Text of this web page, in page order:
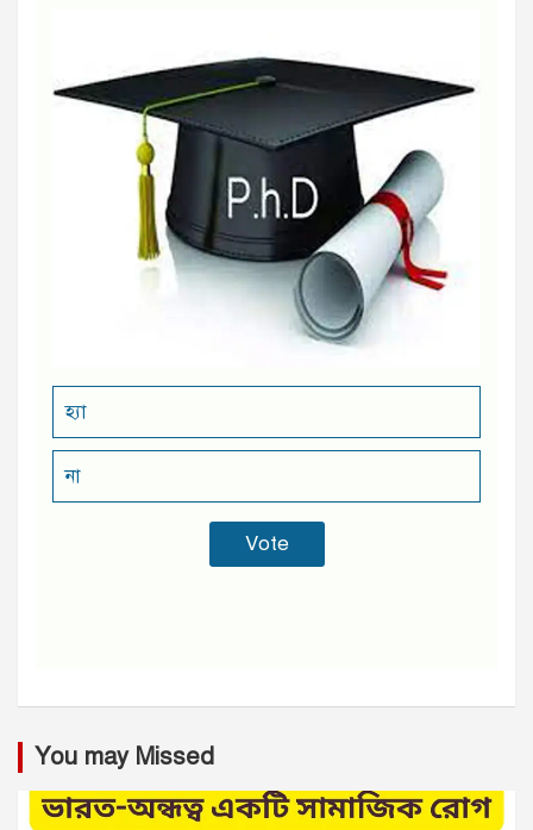
হ্যা
না
You may Missed